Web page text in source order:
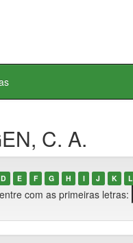
C. A.
D E F G H I J K L
com as primeiras letras: